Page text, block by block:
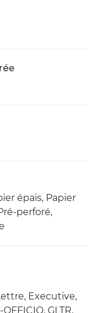
épais, Papier
perforé,
Executive,
GLTR,